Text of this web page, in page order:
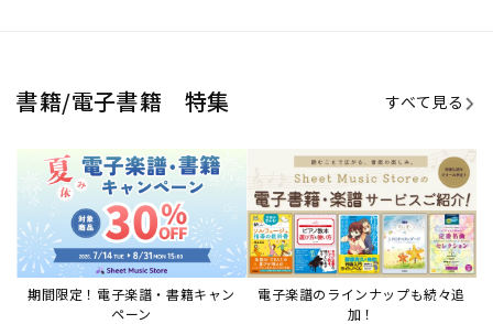
書籍/電子書籍 特集 すべて見る
期間限定！電子楽譜・書籍キャン
ペーン
電子楽譜のラインナップも続々追
加！